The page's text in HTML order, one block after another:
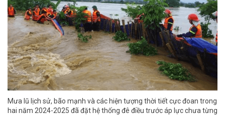
Mưa lũ lịch sử, bão mạnh và các hiện tượng thời tiết cực đoan trong
hai năm 2024-2025 đã đặt hệ thống đê điều trước áp lực chưa từng